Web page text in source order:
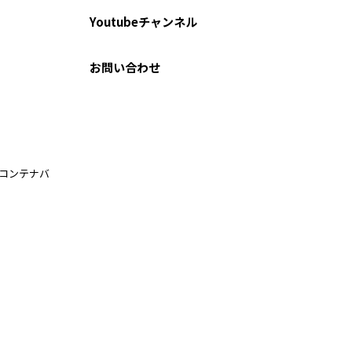
ンテナバ
Youtubeチャンネル
お問い合わせ